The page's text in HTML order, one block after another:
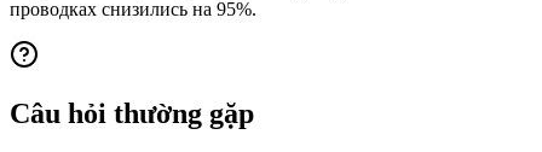
проводках снизились на 95%.
Câu hỏi thường gặp